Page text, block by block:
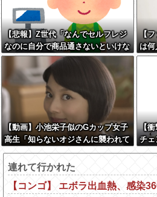
【悲報】Z世代「なんでセルフレジ
なのに自分で商品通さないといけな
いんだ」
【フ
は
俺
う
て
ん
い
【動画】小池栄子似のGカップ女子
高生「知らないオジさんに襲われて
オッパイ揉まれた」
【衝
チェ
再
w w
連れて行かれた
【コンゴ】 エボラ出血熱、感染